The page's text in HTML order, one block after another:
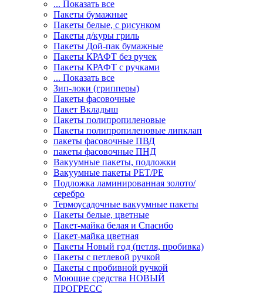
... Показать все
Пакеты бумажные
Пакеты белые, с рисунком
Пакеты д/куры гриль
Пакеты Дой-пак бумажные
Пакеты КРАФТ без ручек
Пакеты КРАФТ с ручками
... Показать все
Зип-локи (грипперы)
Пакеты фасовочные
Пакет Вкладыш
Пакеты полипропиленовые
Пакеты полипропиленовые липклап
пакеты фасовочные ПВД
пакеты фасовочные ПНД
Вакуумные пакеты, подложки
Вакуумные пакеты РЕТ/РЕ
Подложка ламинированная золото/
серебро
Термоусадочные вакуумные пакеты
Пакеты белые, цветные
Пакет-майка белая и Спасибо
Пакет-майка цветная
Пакеты Новый год (петля, пробивка)
Пакеты с петлевой ручкой
Пакеты с пробивной ручкой
Моющие средства НОВЫЙ
ПРОГРЕСС